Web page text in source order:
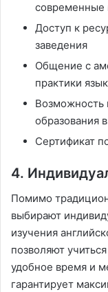
современные
Доступ к
заведения
Общение с
практики
Возможность
образования
Сертификат
4.
Помимо
выбирают
изучения
позволяют
удобное время и
гарантирует